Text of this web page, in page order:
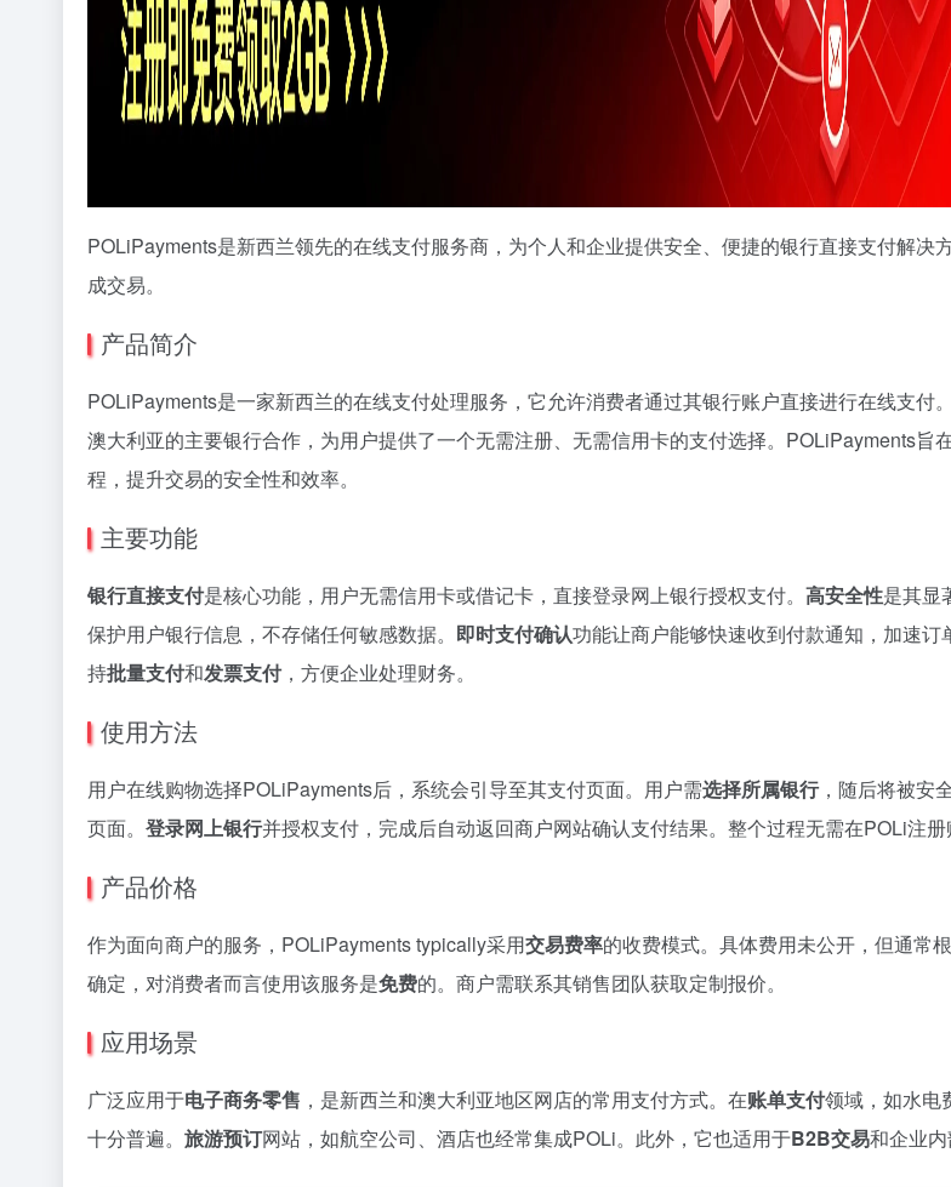
POLiPayments是新西兰领先的在线支付服务商，为个人和企业提供安全、便捷的银行直接支付解决
成交易。
产品简介
POLiPayments是一家新西兰的在线支付处理服务，它允许消费者通过其银行账户直接进行在线支付
澳大利亚的主要银行合作，为用户提供了一个无需注册、无需信用卡的支付选择。POLiPayments旨
程，提升交易的安全性和效率。
主要功能
银行直接支付是核心功能，用户无需信用卡或借记卡，直接登录网上银行授权支付。 高安全性是其显
保护用户银行信息，不存储任何敏感数据。 即时支付确认功能让商户能够快速收到付款通知，加速订
持批量支付和发票支付，方便企业处理财务。
使用方法
用户在线购物选择POLiPayments后，系统会引导至其支付页面。用户需选择所属银行，随后将被安
页面。 登录网上银行并授权支付，完成后自动返回商户网站确认支付结果。整个过程无需在POLi注册
产品价格
作为面向商户的服务，POLiPayments typically采用交易费率的收费模式。具体费用未公开，但通常
确定，对消费者而言使用该服务是免费的。商户需联系其销售团队获取定制报价。
应用场景
广泛应用于电子商务零售 ，是新西兰和澳大利亚地区网店的常用支付方式。在账单支付领域，如水电
十分普遍。 旅游预订网站，如航空公司、酒店也经常集成POLi。此外，它也适用于B2B交易和企业内